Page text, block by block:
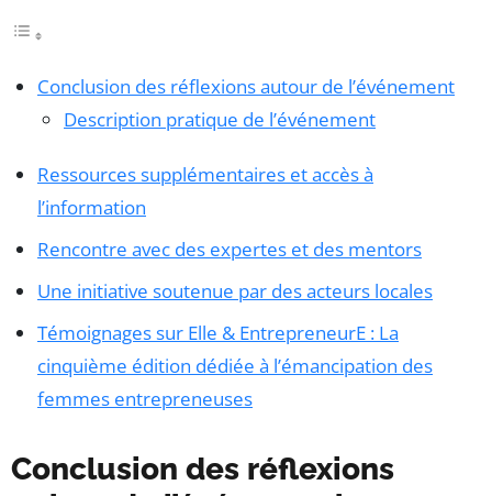
Conclusion des réflexions autour de l’événement
Description pratique de l’événement
Ressources supplémentaires et accès à
l’information
Rencontre avec des expertes et des mentors
Une initiative soutenue par des acteurs locales
Témoignages sur Elle & EntrepreneurE : La
cinquième édition dédiée à l’émancipation des
femmes entrepreneuses
Conclusion des réflexions